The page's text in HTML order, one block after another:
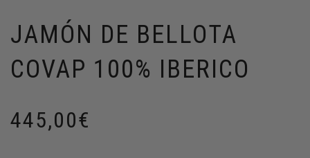
JAMÓN DE BELLOTA
COVAP 100% IBERICO
445,00€